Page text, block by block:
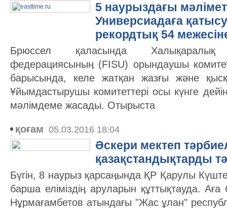
5 наурыздағы
Универсиадаға
рекордтық 54
Брюссел қаласында Халықаралық
федерациясыныӊ (FISU) орындаушы
барысында, келе жатқан жазғы және
Ұйымдастырушы комитеттері осы күнге
мәлімдеме жасады. Отырыста
қоғам 05.03.2016 18:04
Әскери мектеп
қазақстандықтарды
Бүгін, 8 наурыз қарсаӊында ҚР Қарулы
барша еліміздіӊ аруларын құттықтауда. Аға
Нұрмағамбетов атындағы "Жас ұлан"